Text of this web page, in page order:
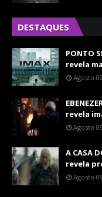
DESTAQUES
PONTO
revela
Agosto
revela
Agosto
A CASA
revela
Agosto